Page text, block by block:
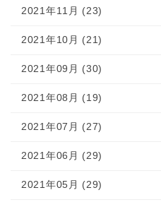
2021年11月 (23)
2021年10月 (21)
2021年09月 (30)
2021年08月 (19)
2021年07月 (27)
2021年06月 (29)
2021年05月 (29)